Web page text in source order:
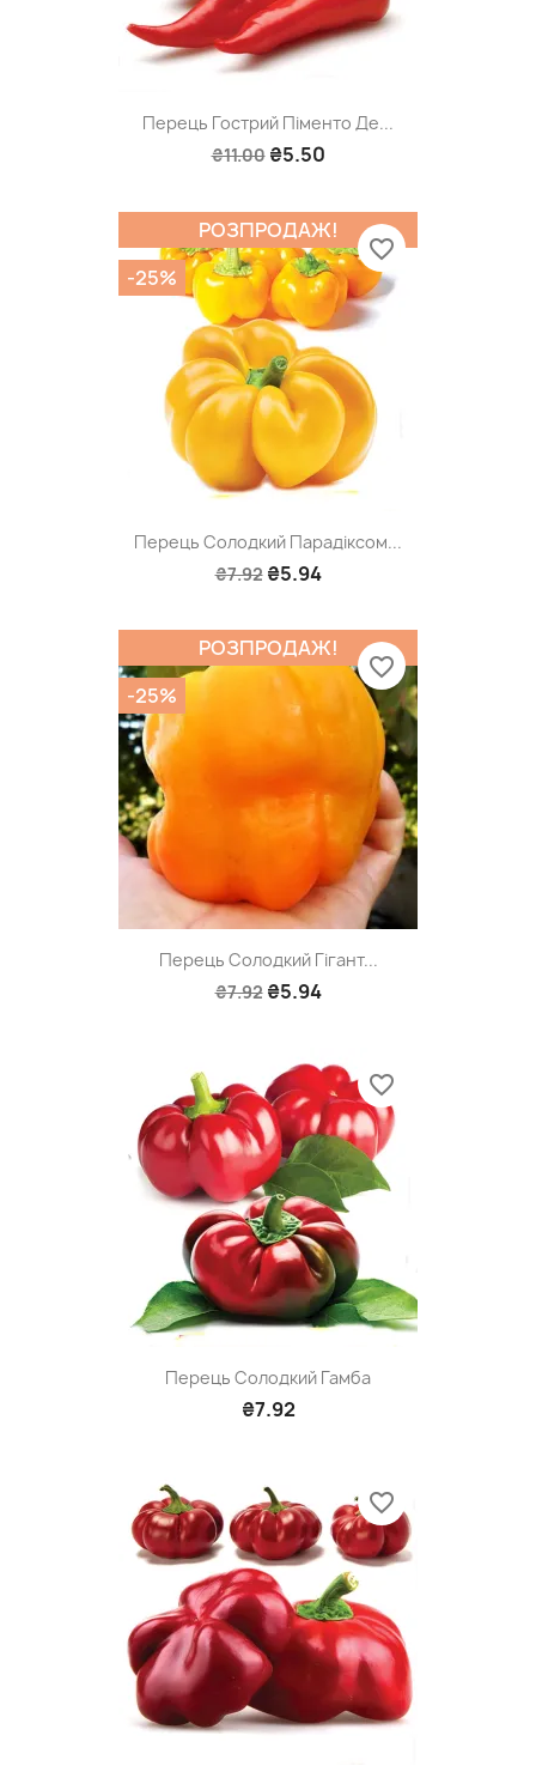
Перець Гострий Піменто Де...
₴11.00 ₴5.50
Перець Солодкий Парадіксом...
₴7.92 ₴5.94
РОЗПРОДАЖ!
-25%
favorite_border
Перець Солодкий Гігант...
₴7.92 ₴5.94
РОЗПРОДАЖ!
-25%
favorite_border
Перець Солодкий Гамба
₴7.92
favorite_border
favorite_border